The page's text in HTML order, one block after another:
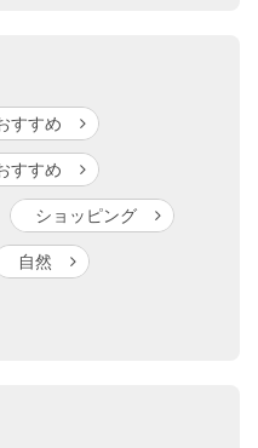
すすめ
すすめ
ショッピング
自然